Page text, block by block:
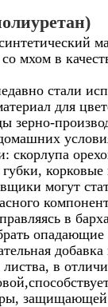
мхом в
стали
для
зерно-
скорлупа
корковые
могут
в
опадающие
в
защищающей